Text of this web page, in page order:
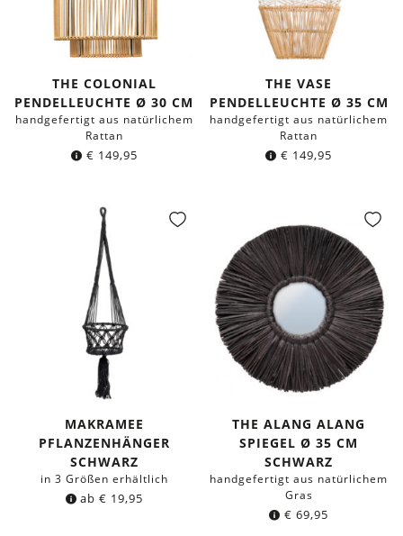
THE COLONIAL
PENDELLEUCHTE Ø 30 CM
handgefertigt aus natürlichem
Rattan
€ 149,95
THE VASE
PENDELLEUCHTE Ø 35 CM
handgefertigt aus natürlichem
Rattan
€ 149,95
MAKRAMEE
PFLANZENHÄNGER
SCHWARZ
in 3 Größen erhältlich
ab€ 19,95
THE ALANG ALANG
SPIEGEL Ø 35 CM
SCHWARZ
handgefertigt aus natürlichem
Gras
€ 69,95